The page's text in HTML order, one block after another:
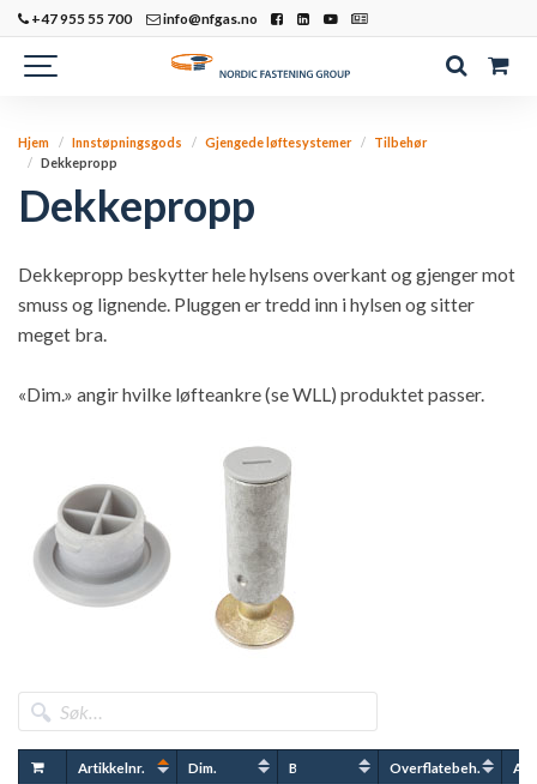
+47 955 55 700 info@nfgas.no
Hjem Innstøpningsgods Gjengede løftesystemer
Tilbehør
Dekkepropp
Dekkepropp
Dekkepropp beskytter hele hylsens overkant og gjenger mot
smuss og lignende. Pluggen er tredd inn i hylsen og sitter
meget bra.
«Dim.» angir hvilke løfteankre (se WLL) produktet passer.
Artikkelnr. Dim. B Overflatebeh.